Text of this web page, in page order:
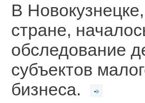
В
стране,
обследование
субъектов
бизнеса.